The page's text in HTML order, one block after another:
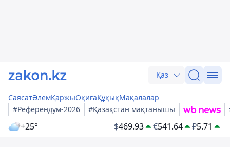
Қаз
СаясатӘлемҚаржыОқиғаҚұқықМақалалар
#Референдум-2026
#Қазақстан мақтанышы
+25° $469.93 €541.64 ₽5.71